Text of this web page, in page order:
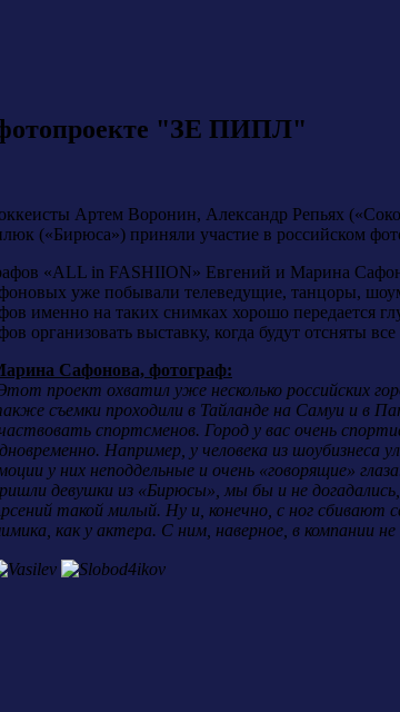
фотопроекте "ЗЕ ПИПЛ"
Артем Воронин, Александр Репьях
(«Бирюса») приняли участие в российском
«ALL in FASHIION» Евгений и Марина
уже побывали телеведущие, танцоры,
именно на таких снимках хорошо передается
организовать выставку, когда будут отсняты
Сафонова, фотограф:
проект охватил уже несколько российских
съемки проходили в Тайланде на Самуи и в
спортсменов. Город у вас очень
Например, у человека из
у них неподдельные и очень «говорящие»
девушки из «Бирюсы», мы бы и не
такой милый. Ну и, конечно, с ног сбивают
как у актера. С ним, наверное, в компании